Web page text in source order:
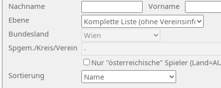
Nachname
Vorname
Ebene
Sortierung
Bundesland
Spgem./Kreis/Verein
Nur "österreichische" Spieler